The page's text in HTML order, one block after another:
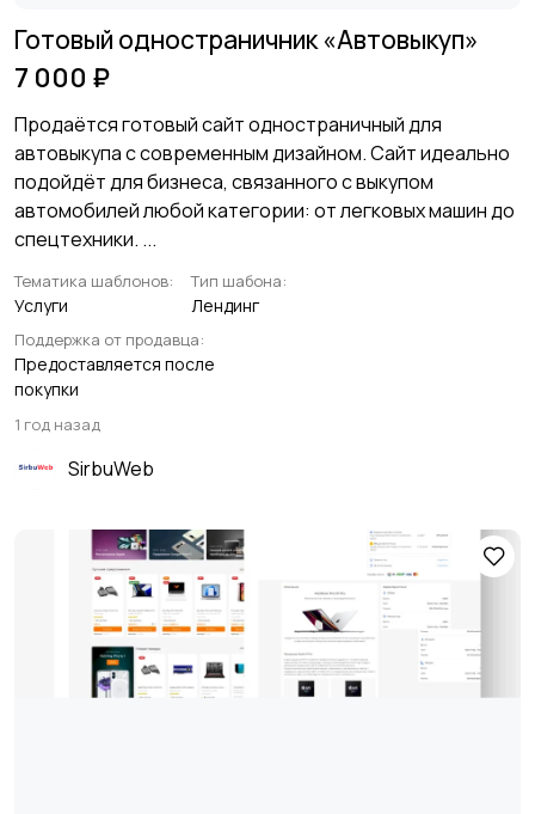
Готовый одностраничник «Автовыкуп»
7 000 ₽
Продаётся готовый сайт одностраничный для
автовыкупа с современным дизайном. Сайт идеально
подойдёт для бизнеса, связанного с выкупом
автомобилей любой категории: от легковых машин до
спецтехники. ...
Тематика шаблонов:
Услуги
Тип шабона:
Лендинг
Поддержка от продавца:
Предоставляется после
покупки
1 год назад
SirbuWeb